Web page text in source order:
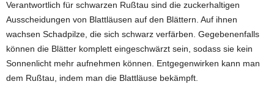
Verantwortlich für schwarzen Rußtau sind die zuckerhaltigen
Ausscheidungen von Blattläusen auf den Blättern. Auf ihnen
wachsen Schadpilze, die sich schwarz verfärben. Gegebenenfalls
können die Blätter komplett eingeschwärzt sein, sodass sie kein
Sonnenlicht mehr aufnehmen können. Entgegenwirken kann man
dem Rußtau, indem man die Blattläuse bekämpft.